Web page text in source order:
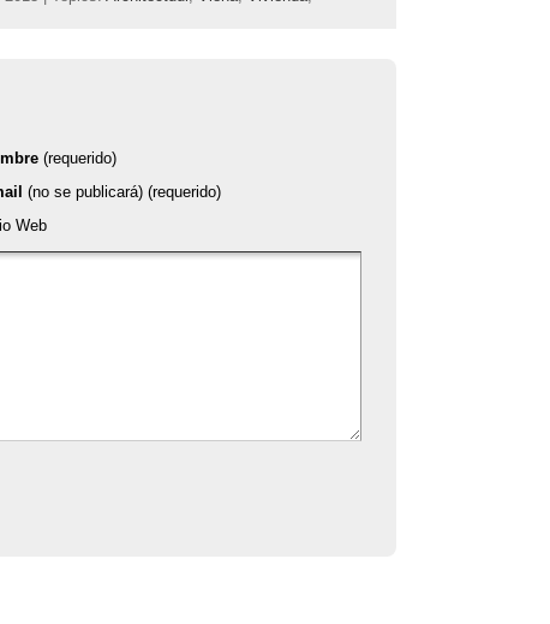
(requerido)
(no se publicará) (requerido)
Web